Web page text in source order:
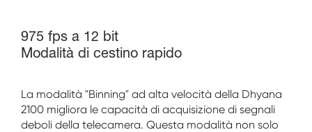
975 fps a 12 bit
Modalità di cestino rapido
La modalità "Binning" ad alta velocità della Dhyana
2100 migliora le capacità di acquisizione di segnali
deboli della telecamera. Questa modalità non solo